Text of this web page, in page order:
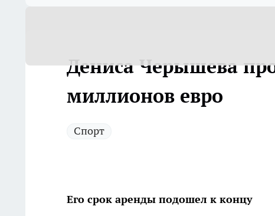
Дениса Черышева
миллионов евро
Спорт
Его срок аренды подошел к концу